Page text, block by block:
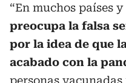
“En muchos países
preocupa la falsa
por la idea de que
acabado con la
personas